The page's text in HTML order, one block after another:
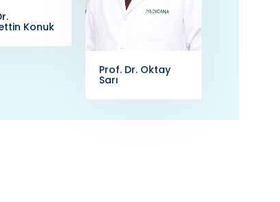
Konuk
Prof. Dr. Oktay
Sarı